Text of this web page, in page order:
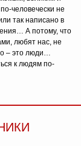
человечески не
так написано в
А потому, что
любят нас, не
– это люди…
к людям по-